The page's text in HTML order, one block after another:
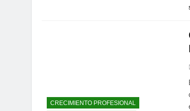
CRECIMIENTO PROFESIONAL